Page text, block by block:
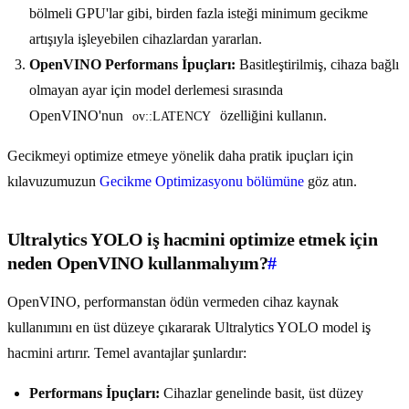
bölmeli GPU'lar gibi, birden fazla isteği minimum gecikme
artışıyla işleyebilen cihazlardan yararlan.
OpenVINO Performans İpuçları: Basitleştirilmiş, cihaza bağlı
olmayan ayar için model derlemesi sırasında
OpenVINO'nun
ov::LATENCY özelliğini kullanın.
Gecikmeyi optimize etmeye yönelik daha pratik ipuçları için
kılavuzumuzun Gecikme Optimizasyonu bölümüne göz atın.
Ultralytics YOLO iş hacmini optimize etmek için
neden OpenVINO kullanmalıyım?#
OpenVINO, performanstan ödün vermeden cihaz kaynak
kullanımını en üst düzeye çıkararak Ultralytics YOLO model iş
hacmini artırır. Temel avantajlar şunlardır:
Performans İpuçları: Cihazlar genelinde basit, üst düzey